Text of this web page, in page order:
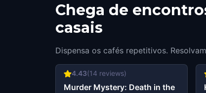
Chega de
casais
Dispensa os cafés repetitivos.
4.43(14 reviews)
Murder Mystery: Death in the